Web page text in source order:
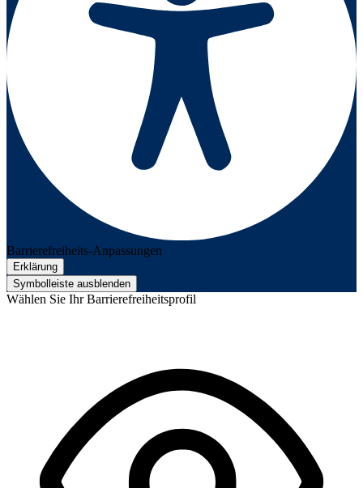
Barrierefreiheits-Anpassungen
Erklärung
Symbolleiste ausblenden
Wählen Sie Ihr Barrierefreiheitsprofil